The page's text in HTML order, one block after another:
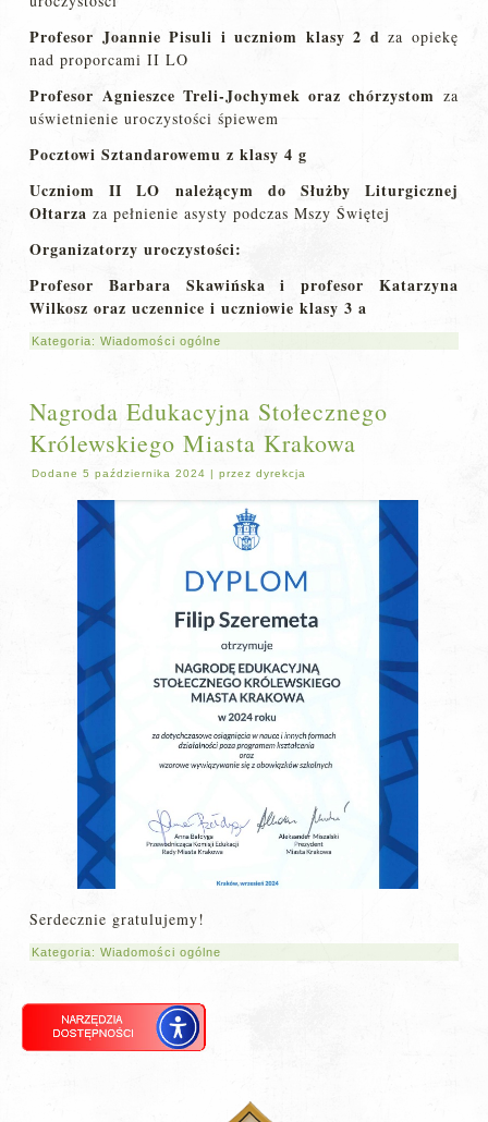
Profesor Joannie Pisuli i uczniom klasy 2 d za opiekę
nad proporcami II LO
Profesor Agnieszce Treli-Jochymek oraz chórzystom za
uświetnienie uroczystości śpiewem
Pocztowi Sztandarowemu z klasy 4 g
Uczniom II LO należącym do Służby Liturgicznej
Ołtarzaza pełnienie asysty podczas Mszy Świętej
Organizatorzy uroczystości:
Profesor Barbara Skawińska i profesor Katarzyna
Wilkosz oraz uczennice i uczniowie klasy 3 a
Kategoria:Wiadomości ogólne
Nagroda Edukacyjna Stołecznego
Królewskiego Miasta Krakowa
Dodane 5 października 2024 |przez dyrekcja
Serdecznie gratulujemy!
Kategoria:Wiadomości ogólne